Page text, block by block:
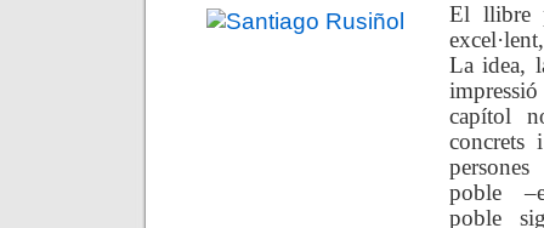
El llibre
La idea,
capítol
concrets
poble
poble